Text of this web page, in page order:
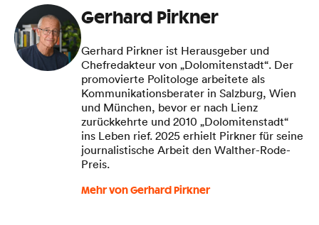
Gerhard Pirkner
Gerhard Pirkner ist Herausgeber und
Chefredakteur von „Dolomitenstadt“. Der
promovierte Politologe arbeitete als
Kommunikationsberater in Salzburg, Wien
und München, bevor er nach Lienz
zurückkehrte und 2010 „Dolomitenstadt“
ins Leben rief. 2025 erhielt Pirkner für seine
journalistische Arbeit den Walther-Rode-
Preis.
Mehr von Gerhard Pirkner